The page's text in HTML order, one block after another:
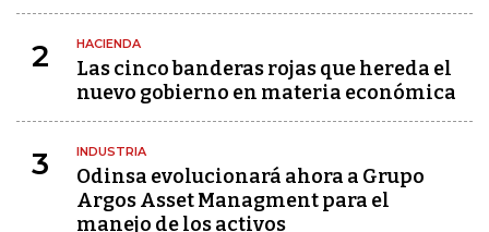
2 HACIENDA
Las cinco banderas rojas que hereda el
nuevo gobierno en materia económica
3 INDUSTRIA
Odinsa evolucionará ahora a Grupo
Argos Asset Managment para el
manejo de los activos